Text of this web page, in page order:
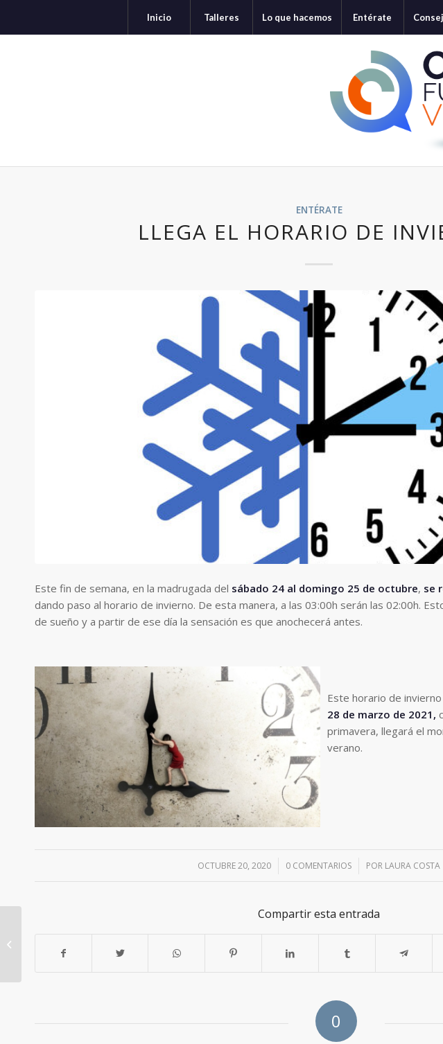
Inicio Talleres Lo que hacemos Entérate
ENTÉRATE
LLEGA EL HORARIO DE
Este fin de semana, en la madrugada del sábado 24 al domingo 25 de octubre, se
dando paso al horario de invierno. De esta manera, a las 03:00h serán las 02:00h.
de sueño y a partir de ese día la sensación es que anochecerá antes.
Este horario de
28 de marzo de 2021,
primavera, llegará el
verano.
OCTUBRE 20, 2020
/ 0 COMENTARIOS
/ POR LAURA COSTA
Compartir esta entrada
0
bienestar bajo nuestra